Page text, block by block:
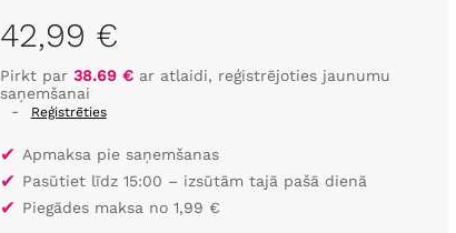
42,99 €
Pirkt par 38.69 €ar atlaidi, reģistrējoties jaunumu
saņemšanai
-
Reģistrēties
✔ Apmaksa pie saņemšanas
✔ Pasūtiet līdz 15:00 – izsūtām tajā pašā dienā
✔ Piegādes maksa no 1,99 €